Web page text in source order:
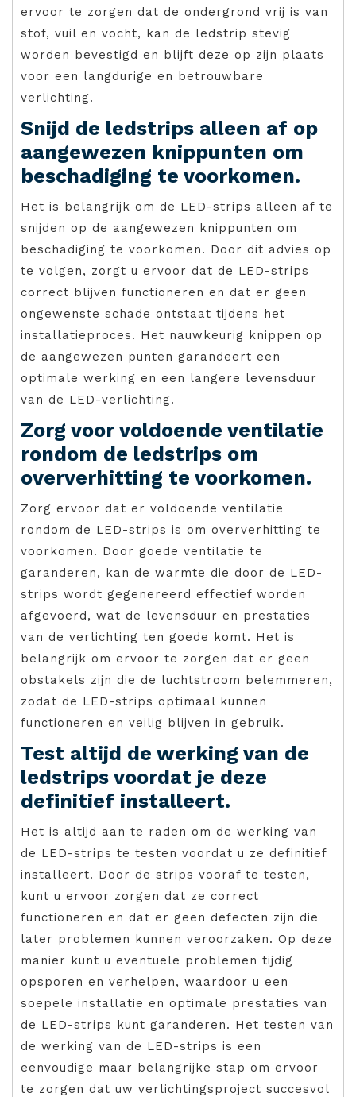
ervoor te zorgen dat de ondergrond vrij is van
stof, vuil en vocht, kan de ledstrip stevig
worden bevestigd en blijft deze op zijn plaats
voor een langdurige en betrouwbare
verlichting.
Snijd de ledstrips alleen af op
aangewezen knippunten om
beschadiging te voorkomen.
Het is belangrijk om de LED-strips alleen af te
snijden op de aangewezen knippunten om
beschadiging te voorkomen. Door dit advies op
te volgen, zorgt u ervoor dat de LED-strips
correct blijven functioneren en dat er geen
ongewenste schade ontstaat tijdens het
installatieproces. Het nauwkeurig knippen op
de aangewezen punten garandeert een
optimale werking en een langere levensduur
van de LED-verlichting.
Zorg voor voldoende ventilatie
rondom de ledstrips om
oververhitting te voorkomen.
Zorg ervoor dat er voldoende ventilatie
rondom de LED-strips is om oververhitting te
voorkomen. Door goede ventilatie te
garanderen, kan de warmte die door de LED-
strips wordt gegenereerd effectief worden
afgevoerd, wat de levensduur en prestaties
van de verlichting ten goede komt. Het is
belangrijk om ervoor te zorgen dat er geen
obstakels zijn die de luchtstroom belemmeren,
zodat de LED-strips optimaal kunnen
functioneren en veilig blijven in gebruik.
Test altijd de werking van de
ledstrips voordat je deze
definitief installeert.
Het is altijd aan te raden om de werking van
de LED-strips te testen voordat u ze definitief
installeert. Door de strips vooraf te testen,
kunt u ervoor zorgen dat ze correct
functioneren en dat er geen defecten zijn die
later problemen kunnen veroorzaken. Op deze
manier kunt u eventuele problemen tijdig
opsporen en verhelpen, waardoor u een
soepele installatie en optimale prestaties van
de LED-strips kunt garanderen. Het testen van
de werking van de LED-strips is een
eenvoudige maar belangrijke stap om ervoor
te zorgen dat uw verlichtingsproject succesvol